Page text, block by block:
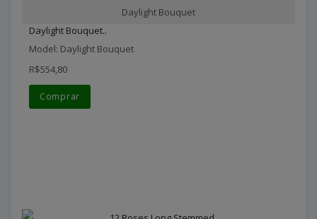
Daylight Bouquet
Daylight Bouquet..
Model: Daylight Bouquet
R$554,80
Comprar